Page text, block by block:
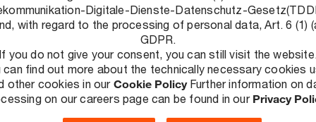
Digitale-Dienste-Datenschutz-
with regard to the processing of personal data, Art. 6 (1)
GDPR.
If you do not give your consent, you can still visit the
can find out more about the technically necessary cookies
other cookies in our Cookie Policy Further information on
on our careers page can be found in our Privacy
Herausforderungen zu lösen, nachhaltige Ergebnisse zu
auszubauen. Als Teil unseres Public & Energy
ihre Arbeit als auch ihre Arbeitsweise grundlegend zu
und begleitest bspw. Bund, Länder, Kommunen,
Vereine z.B. zu Themen rund um die Digitalisierung,